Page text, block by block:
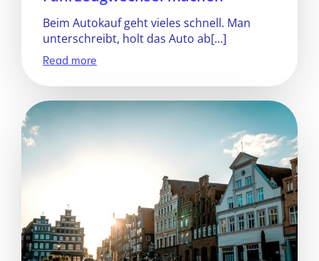
Beim Autokauf geht vieles schnell. Man
unterschreibt, holt das Auto ab[…]
Read more